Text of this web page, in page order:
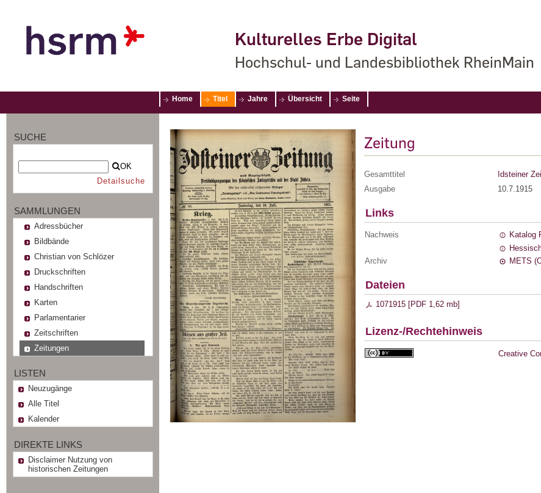
Kulturelles Erbe Digital
Hochschul- und Landesbibliothek RheinMain
Home Titel Jahre Übersicht Seite
SUCHE
OK
Detailsuche
SAMMLUNGEN
Adressbücher
Bildbände
Christian von Schlözer
Druckschriften
Handschriften
Karten
Parlamentarier
Zeitschriften
Zeitungen
LISTEN
Neuzugänge
Alle Titel
Kalender
DIREKTE LINKS
Disclaimer Nutzung von
historischen Zeitungen
Zeitung
Gesamttitel
Idsteiner
Ausgabe
10.7.1915
Links
Nachweis
Katalog
Archiv
METS
Dateien
1071915 [PDF 1,62 mb]
Lizenz-/Rechtehinweis
Creative